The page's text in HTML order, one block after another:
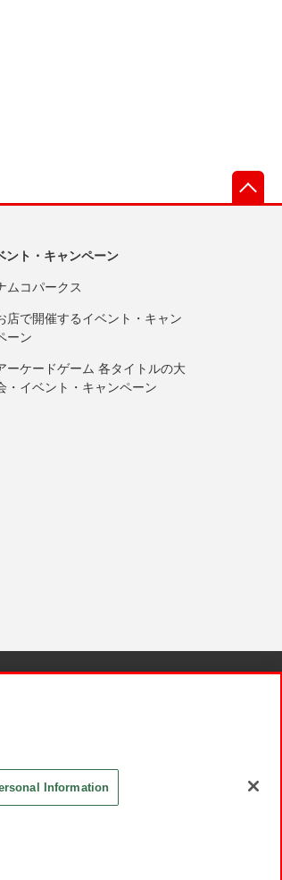
ント・キャンペーン
ムコパークス
店で開催するイベント・キャン
ーン
ーケードゲーム 各タイトルの大
・イベント・キャンペーン
Information